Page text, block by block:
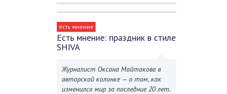
есть мнение
Есть мнение: праздник в стиле
SHIVA
Журналист Оксана Майтакова в
авторской колонке — о том, как
изменился мир за последние 20 лет.